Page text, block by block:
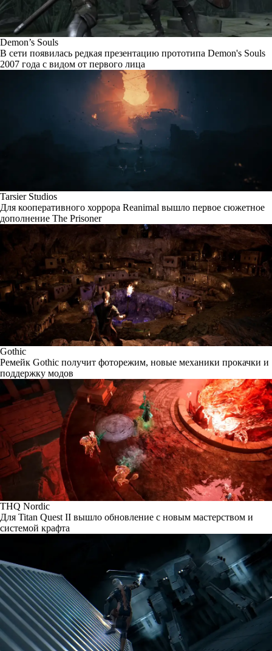
Demon’s Souls
В сети появилась редкая презентацию прототипа Demon's Souls
2007 года с видом от первого лица
Tarsier Studios
Для кооперативного хоррора Reanimal вышло первое сюжетное
дополнение The Prisoner
Gothic
Ремейк Gothic получит фоторежим, новые механики прокачки и
поддержку модов
THQ Nordic
Для Titan Quest II вышло обновление с новым мастерством и
системой крафта